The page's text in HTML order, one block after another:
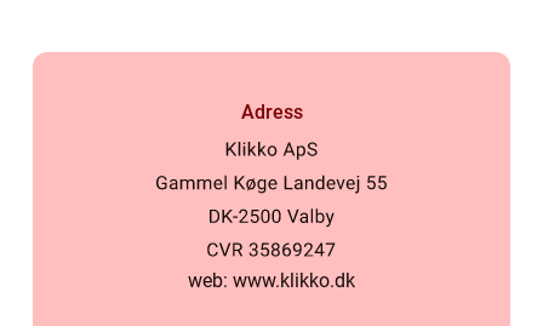
Adress
web: www.klikko.dk